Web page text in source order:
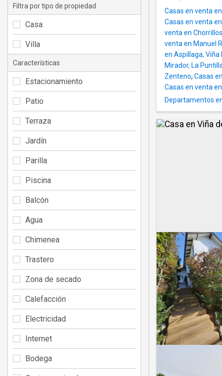
Casas en venta
Casas en venta
venta en
venta en Manuel
en Aspillaga, Viña
Mirador, La
Zenteno, Casas
Casas en venta
Departamentos
Filtra por tipo de propiedad
Casa
Villa
Características
Estacionamiento
Patio
Terraza
Jardín
Parilla
Piscina
Balcón
Agua
Chimenea
Trastero
Zona de secado
Calefacción
Electricidad
Internet
Bodega